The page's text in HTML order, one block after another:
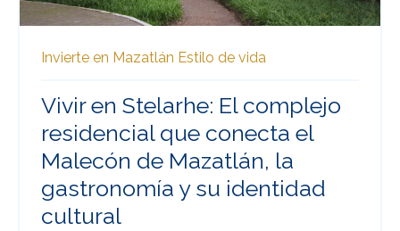
Invierte en Mazatlán Estilo de vida
Vivir en Stelarhe: El complejo
residencial que conecta el
Malecón de Mazatlán, la
gastronomía y su identidad
cultural